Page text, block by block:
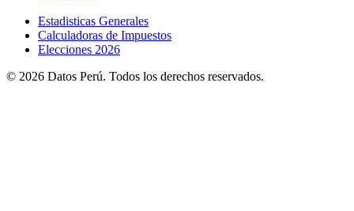
Estadisticas Generales
Calculadoras de Impuestos
Elecciones 2026
© 2026 Datos Perú. Todos los derechos reservados.